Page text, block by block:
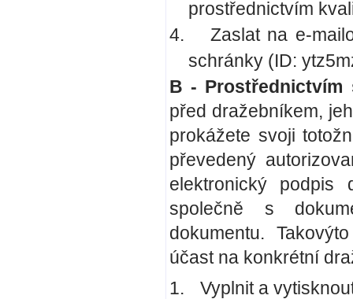
prostřednictvím
4.
Zaslat na e-
schránky (ID:
B - Prostřednictvím
před dražebníkem,
prokážete svoji
převedený
elektronický podpis
společně s
dokumentu.
účast na konkrétní
1.
Vyplnit a